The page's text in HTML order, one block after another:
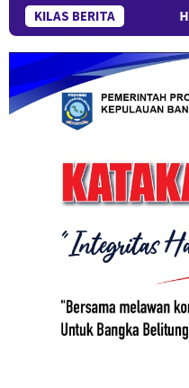
KILAS BERITA
Harga Timah Turun,